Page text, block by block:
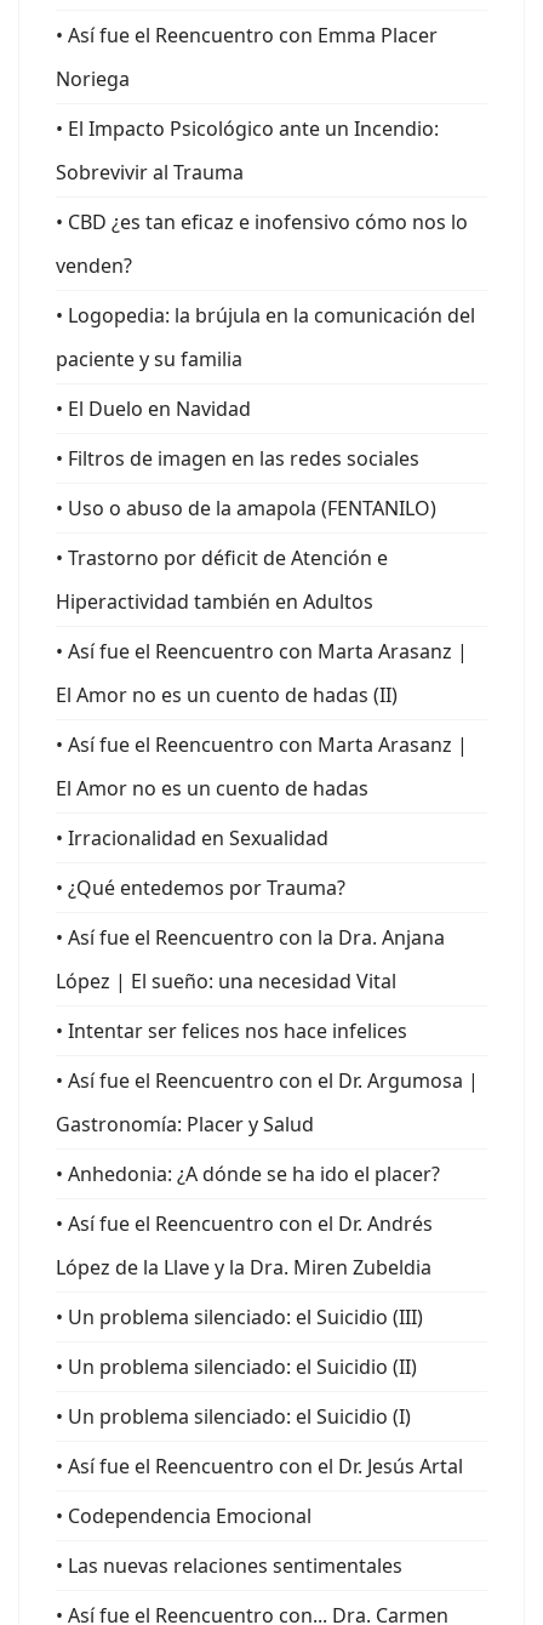
• Así fue el Reencuentro con Emma Placer
Noriega
• El Impacto Psicológico ante un Incendio:
Sobrevivir al Trauma
• CBD ¿es tan eficaz e inofensivo cómo nos lo
venden?
• Logopedia: la brújula en la comunicación del
paciente y su familia
• El Duelo en Navidad
• Filtros de imagen en las redes sociales
• Uso o abuso de la amapola (FENTANILO)
• Trastorno por déficit de Atención e
Hiperactividad también en Adultos
• Así fue el Reencuentro con Marta Arasanz |
El Amor no es un cuento de hadas (II)
• Así fue el Reencuentro con Marta Arasanz |
El Amor no es un cuento de hadas
• Irracionalidad en Sexualidad
• ¿Qué entedemos por Trauma?
• Así fue el Reencuentro con la Dra. Anjana
López | El sueño: una necesidad Vital
• Intentar ser felices nos hace infelices
• Así fue el Reencuentro con el Dr. Argumosa |
Gastronomía: Placer y Salud
• Anhedonia: ¿A dónde se ha ido el placer?
• Así fue el Reencuentro con el Dr. Andrés
López de la Llave y la Dra. Miren Zubeldia
• Un problema silenciado: el Suicidio (III)
• Un problema silenciado: el Suicidio (II)
• Un problema silenciado: el Suicidio (I)
• Así fue el Reencuentro con el Dr. Jesús Artal
• Codependencia Emocional
• Las nuevas relaciones sentimentales
• Así fue el Reencuentro con... Dra. Carmen